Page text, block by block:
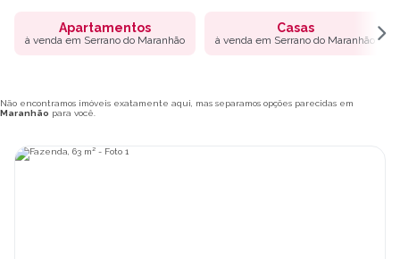
Apartamentos
à venda em Serrano do Maranhão
Casas
à venda em Serrano do Maranhão
Não encontramos imóveis exatamente aqui, mas separamos opções parecidas em
Maranhão para você.